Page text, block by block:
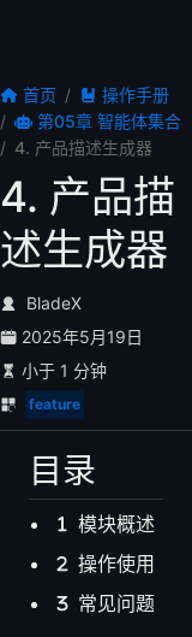
首页
操作手册
第05章 智能体集合
4. 产品描述生成器
4. 产品描
述生成器
BladeX
2025年5月19日
小于 1 分钟
feature
目录
模块概述
操作使用
常见问题